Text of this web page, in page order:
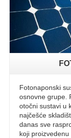
Fotonaponski
osnovne grupe.
otočni sustavi u
najčešće
danas sve
koji